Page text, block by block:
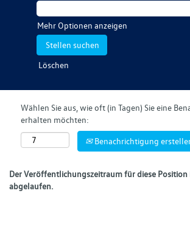
Mehr Optionen anzeigen
Löschen
Wählen Sie aus, wie oft (in Tagen) Sie eine
erhalten möchten:
Benachrichtigung
Der Veröffentlichungszeitraum für diese Position
abgelaufen.